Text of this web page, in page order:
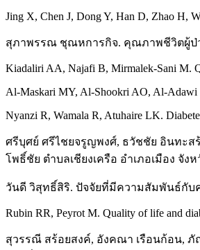
Jing X, Chen J, Dong Y, Han D, Zhao H,
สุภาพรรณ ชุณหการกิจ. คุณภาพชีวิตผู้ป่ว
Kiadaliri AA, Najafi B, Mirmalek-Sani M.
Al-Maskari MY, Al-Shookri AO, Al-Adawi
Nyanzi R, Wamala R, Atuhaire LK.
ศรีบุศย์ ศรีไชยจรูญพงศ์, ธวัชชัย อินทะส
โพธิ์ชัย ตำบลเชียงเครือ อำเภอเมือง จั
วันดี วิสุทธิ์สิริ. ปัจจัยที่มีความสัมพันธ์กับ
Rubin RR, Peyrot M. Quality of life and
สุวรรณี สร้อยสงค์, อังคณา เรือนก้อน,